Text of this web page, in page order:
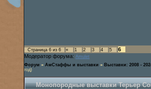
Страница 6 из 6 « 1 2 3 4 5
6
Модератор форума: Amulet
Форум » АмСтаффы и выставки » Выставки: 2008 -
год)
Монопородные выставки Терьер